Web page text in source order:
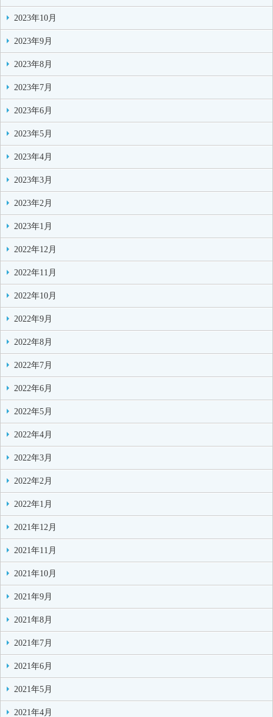
2023年10月
2023年9月
2023年8月
2023年7月
2023年6月
2023年5月
2023年4月
2023年3月
2023年2月
2023年1月
2022年12月
2022年11月
2022年10月
2022年9月
2022年8月
2022年7月
2022年6月
2022年5月
2022年4月
2022年3月
2022年2月
2022年1月
2021年12月
2021年11月
2021年10月
2021年9月
2021年8月
2021年7月
2021年6月
2021年5月
2021年4月